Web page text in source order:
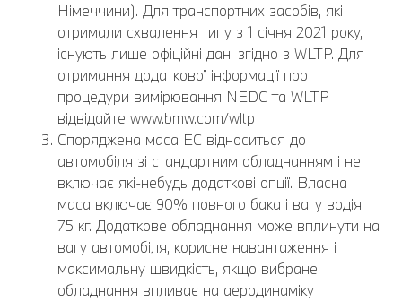
Німеччини). Для транспортних засобів, які
отримали схвалення типу з 1 січня 2021 року,
існують лише офіційні дані згідно з WLTP. Для
отримання додаткової інформації про
процедури вимірювання NEDC та WLTP
відвідайте www.bmw.com/wltp
Споряджена маса EC відноситься до
автомобіля зі стандартним обладнанням і не
включає які-небудь додаткові опції. Власна
маса включає 90% повного бака і вагу водія
75 кг. Додаткове обладнання може вплинути на
вагу автомобіля, корисне навантаження і
максимальну швидкість, якщо вибране
обладнання впливає на аеродинаміку